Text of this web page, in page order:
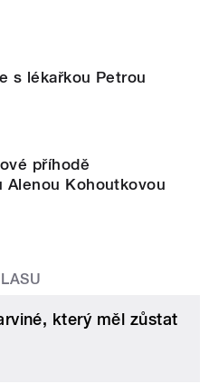
s lékařkou Petrou
příhodě
Alenou Kohoutkovou
který měl zůstat